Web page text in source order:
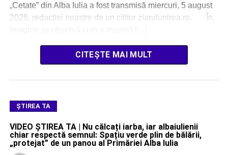
„Cetate” din Alba Iulia a fost transmisă miercuri, 5 august
2026, redacției noastre de un cititor ziarulunirea.ro. În
CITEȘTE MAI MULT
ŞTIREA TA
VIDEO ȘTIREA TA | Nu călcați iarba, iar albaiulienii
chiar respectă semnul: Spațiu verde plin de bălării,
„protejat” de un panou al Primăriei Alba Iulia